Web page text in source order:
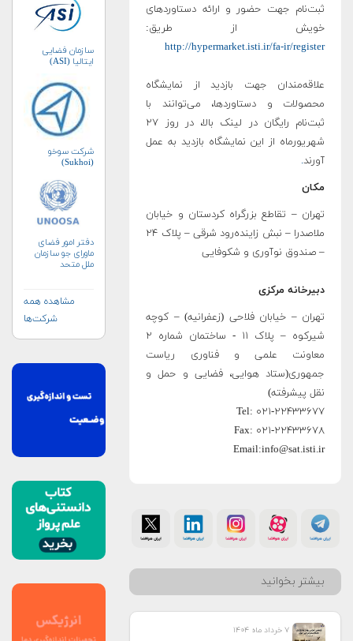
ثبت‌نام جهت حضور و ارائه دستاوردهای
خویش از طریق:
http://hypermarket.isti.ir/fa-ir/register
علاقه‌مندان جهت بازدید از نمایشگاه
محصولات و دستاوردها، می‌توانند با
ثبت‌نام رایگان در لینک بالا، در روز ۲۷
شهریورماه از این نمایشگاه بازدید به عمل
آورند.
مکان
تهران – تقاطع بزرگراه کردستان و خیابان
ملاصدرا – نبش زاینده‌رود شرقی – پلاک ۲۴
– صندوق نوآوری و شکوفایی
دبیرخانه مرکزی
تهران – خیابان فلاحی (زعفرانیه) – کوچه
شیرکوه – پلاک ۱۱ - ساختمان شماره ۲
معاونت علمی و فناوری ریاست
جمهوری(ستاد هوایی، فضایی و حمل و
نقل پیشرفته)
Tel: ۰۲۱-۲۲۴۳۳۶۷۷
Fax: ۰۲۱-۲۲۴۳۳۶۷۸
Email:info@sat.isti.ir
بیشتر بخوانید
۷ خرداد ماه ۱۴۰۴
سازمان فضایی
ایتالیا (ASI)
شرکت سوخو
دفتر امور فضای
ماورای جو سازمان
ملل متحد
مشاهده همه
شرکت‌ها